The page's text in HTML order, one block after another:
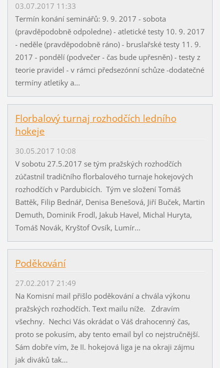
03.07.2017 11:33
Termín konání seminářů: 9. 9. 2017 - sobota
(pravděpodobně odpoledne) - atletické testy 10. 9. 2017
- neděle (pravděpodobně ráno) - bruslařské testy 11. 9.
2017 - pondělí (podvečer - čas bude upřesněn) - testy z
teorie pravidel - v rámci předsezónní schůze -dodatečné
termíny atletiky a...
Florbalový turnaj rozhodčích ledního
hokeje
30.05.2017 10:08
V sobotu 27.5.2017 se tým pražských rozhodčích
zúčastnil tradičního florbalového turnaje hokejových
rozhodčích v Pardubicích. Tým ve složení Tomáš
Battěk, Filip Bednář, Denisa Benešová, Jiří Buček, Martin
Demuth, Dominik Frodl, Jakub Havel, Michal Huryta,
Tomáš Novák, Kryštof Ovsík, Lumír...
Poděkování
27.02.2017 21:49
Na Komisní mail přišlo poděkování a chvála výkonu
pražských rozhodčích. Text mailu níže. Zdravím
všechny. Nechci Vás okrádat o Váš drahocenný čas,
proto se pokusím, aby tento email byl co nejstručnější.
Sám dobře vím, že II. hokejová liga je na okraji zájmu
jak diváků tak...